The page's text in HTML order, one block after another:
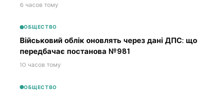
6 часов тому
ОБЩЕСТВО
Військовий облік оновлять через дані ДПС: що
передбачає постанова №981
10 часов тому
ОБЩЕСТВО